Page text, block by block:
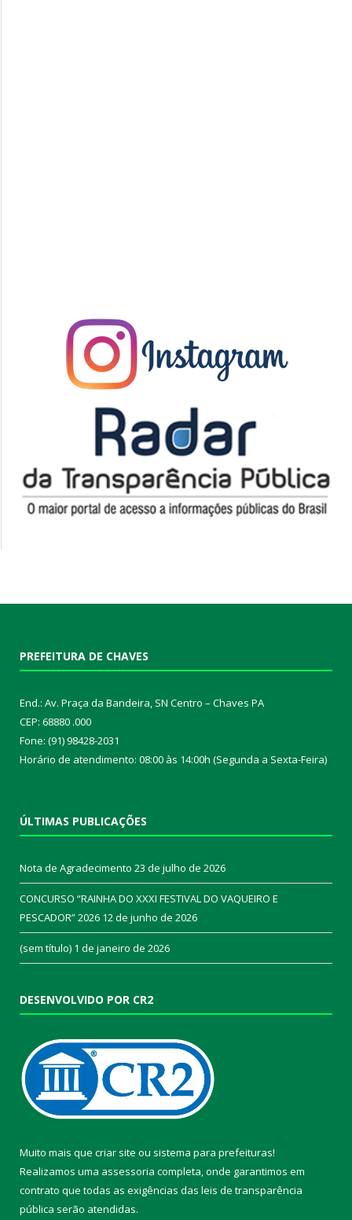
PREFEITURA DE CHAVES
End.: Av. Praça da Bandeira, SN Centro – Chaves PA
CEP: 68880 .000
Fone: (91) 98428-2031
Horário de atendimento: 08:00 às 14:00h (Segunda a Sexta-Feira)
ÚLTIMAS PUBLICAÇÕES
Nota de Agradecimento 23 de julho de 2026
CONCURSO “RAINHA DO XXXI FESTIVAL DO VAQUEIRO E
PESCADOR” 2026 12 de junho de 2026
(sem título) 1 de janeiro de 2026
DESENVOLVIDO POR CR2
Muito mais que criar site ou sistema para prefeituras!
Realizamos uma assessoria completa, onde garantimos em
contrato que todas as exigências das leis de transparência
pública serão atendidas.